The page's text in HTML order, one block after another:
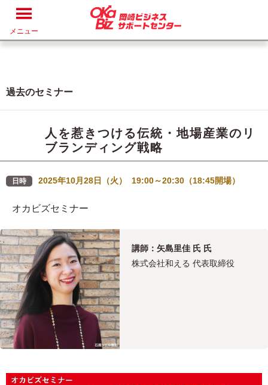
メニュー
過去のセミナー
人を惹きつける伝統・地場産業のリ
ブランディング戦略
日時 2025年10月28日（火） 19:00～20:30（18:45開場）
オカビズセミナー
講師：矢島里佳 氏 氏
株式会社和える 代表取締役